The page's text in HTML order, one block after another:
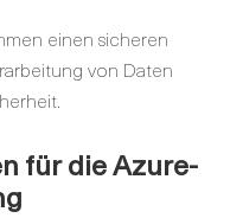
einen sicheren
von Daten
für die Azure-